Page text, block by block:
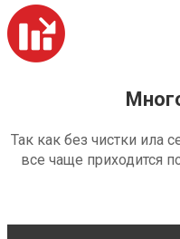
Так как без чистки ила
все чаще приходится